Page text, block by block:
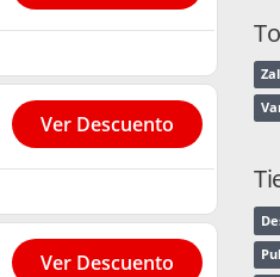
Ver Descuento
Ver Descuento